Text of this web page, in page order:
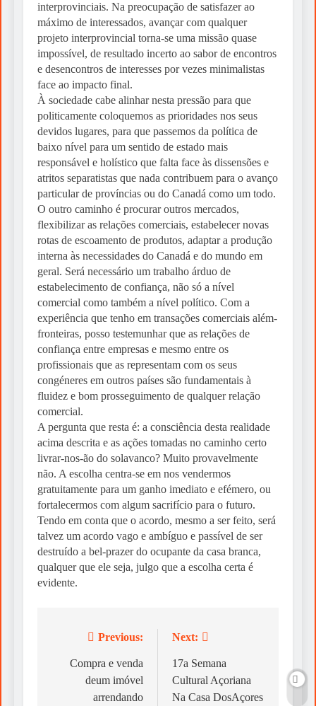
interprovinciais. Na preocupação de satisfazer ao
máximo de interessados, avançar com qualquer
projeto interprovincial torna-se uma missão quase
impossível, de resultado incerto ao sabor de encontros
e desencontros de interesses por vezes minimalistas
face ao impacto final.
À sociedade cabe alinhar nesta pressão para que
politicamente coloquemos as prioridades nos seus
devidos lugares, para que passemos da política de
baixo nível para um sentido de estado mais
responsável e holístico que falta face às dissensões e
atritos separatistas que nada contribuem para o avanço
particular de províncias ou do Canadá como um todo.
O outro caminho é procurar outros mercados,
flexibilizar as relações comerciais, estabelecer novas
rotas de escoamento de produtos, adaptar a produção
interna às necessidades do Canadá e do mundo em
geral. Será necessário um trabalho árduo de
estabelecimento de confiança, não só a nível
comercial como também a nível político. Com a
experiência que tenho em transações comerciais além-
fronteiras, posso testemunhar que as relações de
confiança entre empresas e mesmo entre os
profissionais que as representam com os seus
congéneres em outros países são fundamentais à
fluidez e bom prosseguimento de qualquer relação
comercial.
A pergunta que resta é: a consciência desta realidade
acima descrita e as ações tomadas no caminho certo
livrar-nos-ão do solavanco? Muito provavelmente
não. A escolha centra-se em nos vendermos
gratuitamente para um ganho imediato e efémero, ou
fortalecermos com algum sacrifício para o futuro.
Tendo em conta que o acordo, mesmo a ser feito, será
talvez um acordo vago e ambíguo e passível de ser
destruído a bel-prazer do ocupante da casa branca,
qualquer que ele seja, julgo que a escolha certa é
evidente.
navigation
Previous:
Compra e venda
deum imóvel
arrendando
Next:
17a Semana
Cultural Açoriana
Na Casa DosAçores